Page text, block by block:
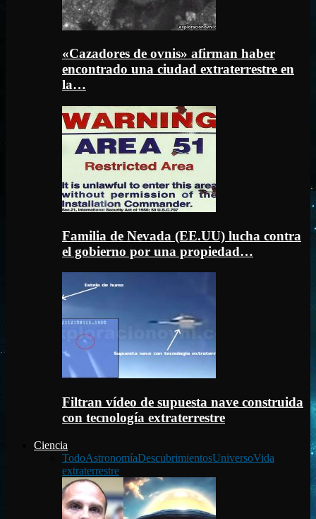
«Cazadores de ovnis» afirman haber
encontrado una ciudad extraterrestre en
la…
Familia de Nevada (EE.UU) lucha contra
el gobierno por una propiedad…
Filtran vídeo de supuesta nave construida
con tecnología extraterrestre
Ciencia
TodoAstronomíaDescubrimientosUniversoVida
extraterrestre